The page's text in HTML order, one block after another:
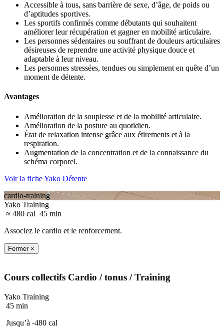
Accessible à tous, sans barrière de sexe, d’âge, de poids ou
d’aptitudes sportives.
Les sportifs confirmés comme débutants qui souhaitent
améliorer leur récupération et gagner en mobilité articulaire.
Les personnes sédentaires ou souffrant de douleurs articulaires
désireuses de reprendre une activité physique douce et
adaptable à leur niveau.
Les personnes stressées, tendues ou simplement en quête d’un
moment de détente.
Avantages
Amélioration de la souplesse et de la mobilité articulaire.
Amélioration de la posture au quotidien.
État de relaxation intense grâce aux étirements et à la
respiration.
Augmentation de la concentration et de la connaissance du
schéma corporel.
Voir la fiche Yako Détente
cardio-training
Yako Training
≈ 480 cal 45 min
Associez le cardio et le renforcement.
Fermer ×
Cours collectifs Cardio / tonus / Training
Yako Training
45 min
Jusqu’à -480 cal